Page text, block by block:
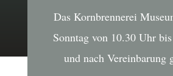
Das Kornbrennerei
Sonntag von 10.30 Uhr
und nach Vereinbarung